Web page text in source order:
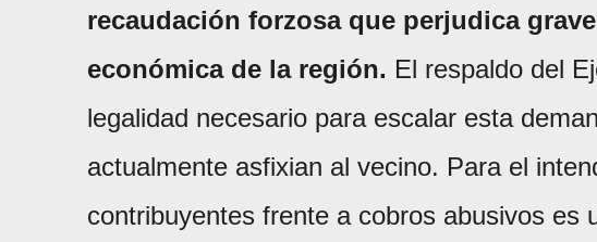
recaudación forzosa que perjudica
económica de la región. El respaldo del
legalidad necesario para escalar esta
actualmente asfixian al vecino. Para el
contribuyentes frente a cobros abusivos es